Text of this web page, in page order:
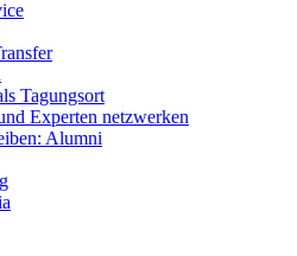
Tagungsort
Experten netzwerken
Alumni